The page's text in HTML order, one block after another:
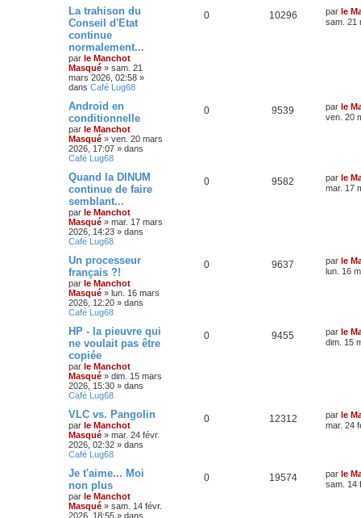
La trahison du
Conseil d'Etat
continue
normalement...
par le Manchot
Masqué » sam. 21
mars 2026, 02:58 »
dans Café Lug68
0 10296 par le
sam. 21
Android en
conditionnelle
par le Manchot
Masqué » ven. 20 mars
2026, 17:07 » dans
Café Lug68
0 9539 par le
ven. 20
Quand la DINUM
continue de faire
semblant...
par le Manchot
Masqué » mar. 17 mars
2026, 14:23 » dans
Café Lug68
0 9582 par le
mar. 17
Un processeur
français ?!
par le Manchot
Masqué » lun. 16 mars
2026, 12:20 » dans
Café Lug68
0 9637 par le
lun. 16
HP - la pieuvre qui
ne voulait pas être
copiée
par le Manchot
Masqué » dim. 15 mars
2026, 15:30 » dans
Café Lug68
0 9455 par le
dim. 15
VLC vs. Pangolin
par le Manchot
Masqué » mar. 24 févr.
2026, 02:32 » dans
Café Lug68
0 12312 par le
mar. 24
Je t'aime... Moi
non plus
par le Manchot
Masqué » sam. 14 févr.
2026, 18:55 » dans
0 19574 par le
sam. 14